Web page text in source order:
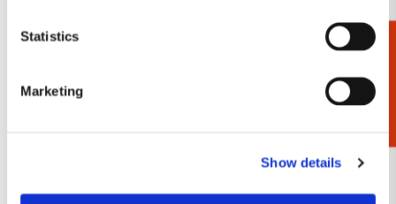
Statistics
Marketing
Show details
Brinkman-Salentijn
Cadeaukiezer